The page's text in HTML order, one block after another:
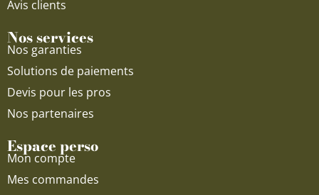
Avis clients
Nos services
Nos garanties
Solutions de paiements
Devis pour les pros
Nos partenaires
Espace perso
Mon compte
Mes commandes